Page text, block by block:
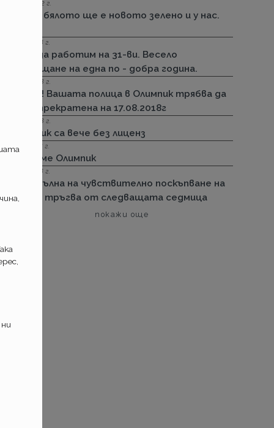
25.08.2022 г.
Черно бялото ще е новото зелено и у нас.
29.12.2018 г.
Няма да работим на 31-ви. Весело
посрещане на една по - добра година.
13.08.2018 г.
Важно! Вашата полица в Олимпик трябва да
бъде прекратена на 17.08.2018г
26.07.2018 г.
Олимпик са вече без лиценз
11.05.2018 г.
Спираме Олимпик
25.01.2018 г.
Нова вълна на чувствително поскъпване на
ГО-то тръгва от следващата седмица
покажи още